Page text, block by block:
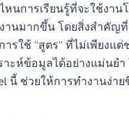
นการเรียนรู้ที่จะใช้งาน
นมากขึ้น โดยสิ่งสำคัญที่
ารใช้ “สูตร” ที่ไม่เพียง
ะห์ข้อมูลได้อย่างแม่นย
นี้ ช่วยให้การทำงานง่าย